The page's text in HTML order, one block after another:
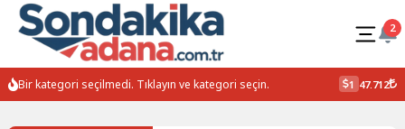
2
Bir kategori seçilmedi. Tıklayın ve kategori seçin. 1 47.712